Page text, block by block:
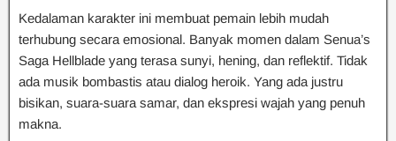
Kedalaman karakter ini membuat pemain lebih mudah
terhubung secara emosional. Banyak momen dalam Senua’s
Saga Hellblade yang terasa sunyi, hening, dan reflektif. Tidak
ada musik bombastis atau dialog heroik. Yang ada justru
bisikan, suara-suara samar, dan ekspresi wajah yang penuh
makna.